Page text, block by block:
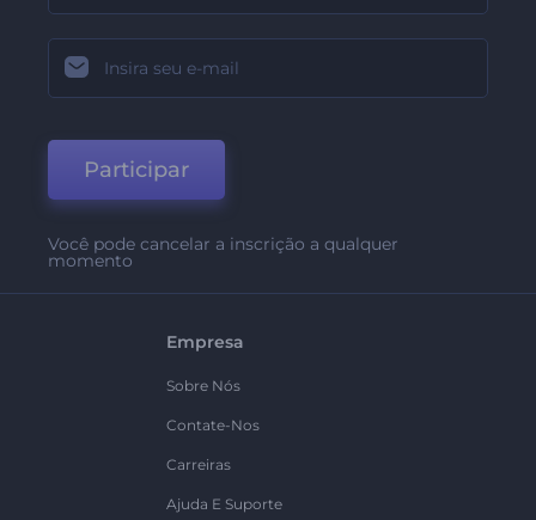
Participar
Você pode cancelar a inscrição a qualquer
momento
Empresa
Sobre Nós
Contate-Nos
Carreiras
Ajuda E Suporte